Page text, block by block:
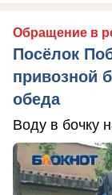
Обращение в
Посёлок
привозной
обеда
Воду в бочку